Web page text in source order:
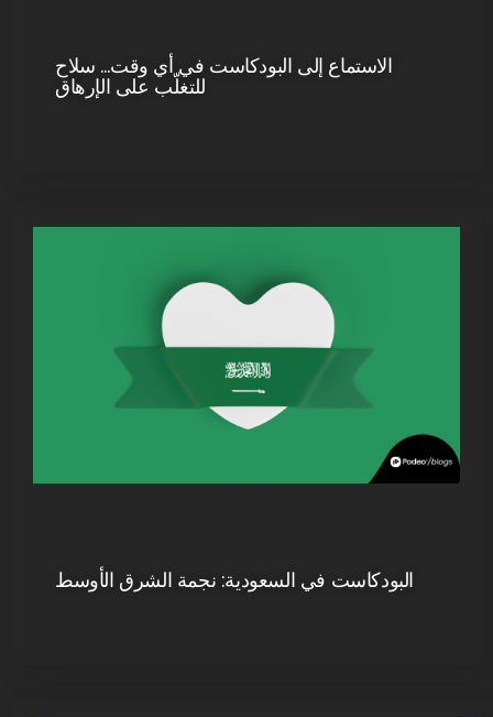
الاستماع إلى البودكاست في أي وقت… سلاح
للتغلّب على الإرهاق
البودكاست في السعودية: نجمة الشرق الأوسط